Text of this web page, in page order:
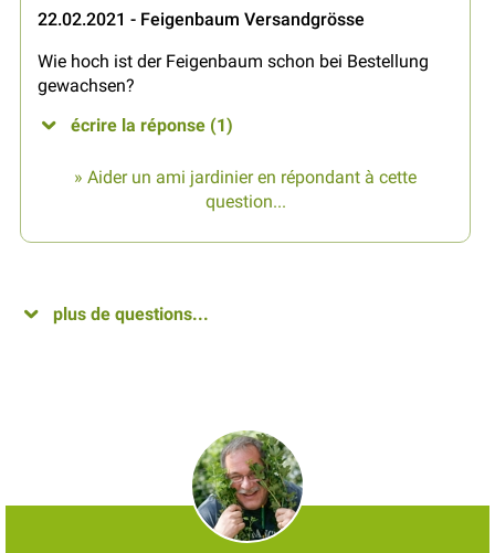
22.02.2021 - Feigenbaum Versandgrösse
Wie hoch ist der Feigenbaum schon bei Bestellung
gewachsen?
écrire la réponse (1)
» Aider un ami jardinier en répondant à cette
question...
plus de questions...